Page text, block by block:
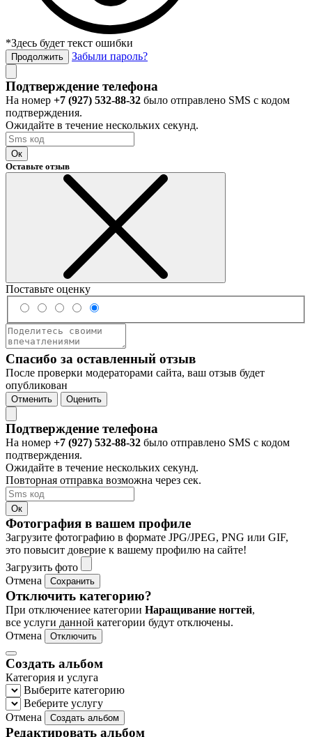
*Здесь будет текст ошибки
Продолжить Забыли пароль?
Подтверждение телефона
На номер +7 (927) 532-88-32 было отправлено SMS с кодом
подтверждения.
Ожидайте в течение нескольких секунд.
Ок
Оставьте отзыв
Поставьте оценку
Спасибо за оставленный отзыв
После проверки модераторами сайта, ваш отзыв будет
опубликован
Отменить Оценить
Подтверждение телефона
На номер +7 (927) 532-88-32 было отправлено SMS с кодом
подтверждения.
Ожидайте в течение нескольких секунд.
Повторная отправка возможна через сек.
Ок
Фотография в вашем профиле
Загрузите фотографию в формате JPG/JPEG, PNG или GIF,
это повысит доверие к вашему профилю на сайте!
Загрузить фото
Отмена
Сохранить
Отключить категорию?
При отключениее категории Наращивание ногтей,
все услуги данной категории будут отключены.
Отмена
Отключить
Создать альбом
Категория и услуга
Выберите категорию
Веберите услугу
Отмена
Создать альбом
Редактировать альбом